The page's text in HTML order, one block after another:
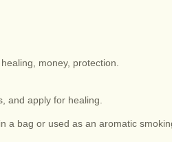
money, protection.
and apply for healing.
a bag or used as an aromatic